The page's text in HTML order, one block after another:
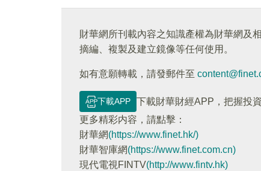
財華網所刊載內容之知識產權為財華網及
摘編、複製及建立鏡像等任何使用。
如有意願轉載，請發郵件至
下載APP
下載財華財經APP，把握投
更多精彩内容，請點擊：
財華網(https://www.finet.hk/)
財華智庫網(https://www.finet.com.cn)
現代電視FINTV(http://www.fintv.hk)